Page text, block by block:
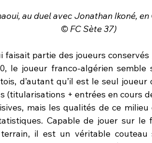
au duel avec Jonathan Ikoné,
© FC Sète 37)
faisait partie des joueurs
le joueur franco-algérien semble
d’autant qu’il est le seul
(titularisations + entrées en cours
mais les qualités de ce
Capable de jouer sur le
il est un véritable couteau